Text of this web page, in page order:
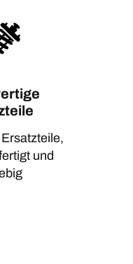
und